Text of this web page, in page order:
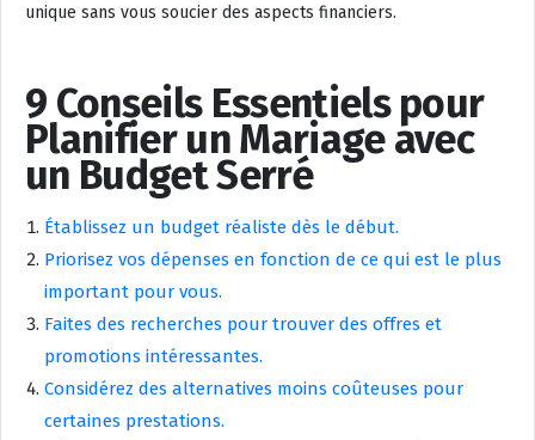
unique sans vous soucier des aspects financiers.
9 Conseils Essentiels pour
Planifier un Mariage avec
un Budget Serré
Établissez un budget réaliste dès le début.
Priorisez vos dépenses en fonction de ce qui est le plus
important pour vous.
Faites des recherches pour trouver des offres et
promotions intéressantes.
Considérez des alternatives moins coûteuses pour
certaines prestations.